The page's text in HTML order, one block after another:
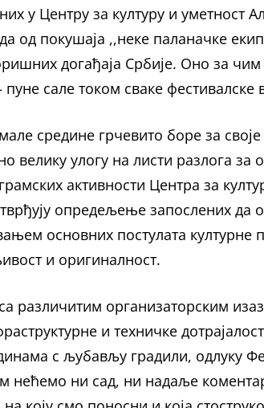
у Центру за културу и уметност
од покушаја ,,неке паланачке
догађаја Србије. Оно за
сале током сваке фестивалске
средине грчевито боре за
велику улогу на листи разлога за
активности Центра за
опредељење запослених да
основних постулата културне
и оригиналност.
различитим организаторским
и техничке
с љубављу градили, одлуку
нећемо ни сад, ни надаље